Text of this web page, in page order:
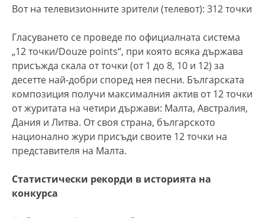
Вот на телевизионните зрители (телевот): 312 точки
Гласуването се проведе по официалната система
„12 точки/Douze points“, при която всяка държава
присъжда скала от точки (от 1 до 8, 10 и 12) за
десетте най-добри според нея песни. Българската
композиция получи максималния актив от 12 точки
от журитата на четири държави: Малта, Австралия,
Дания и Литва. От своя страна, българското
национално жури присъди своите 12 точки на
представителя на Малта.
Статистически рекорди в историята на
конкурса